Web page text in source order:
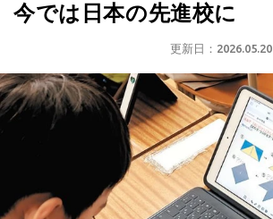
今では日本の先進校に
更新日： 2026.05.20